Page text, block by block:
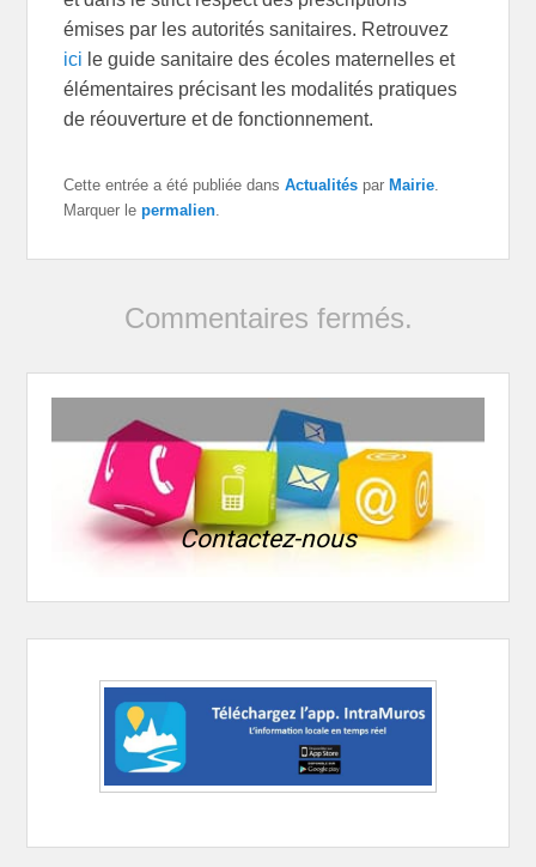
émises par les autorités sanitaires. Retrouvez
ici le guide sanitaire des écoles maternelles et
élémentaires précisant les modalités pratiques
de réouverture et de fonctionnement.
Cette entrée a été publiée dansActualités parMairie
Marquer lepermalien
Commentaires fermés.
Contactez-nous